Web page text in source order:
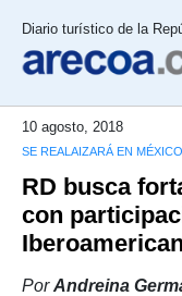
Diario turístico de la
10 agosto, 2018
SE REALAIZARÁ EN
RD busca
con
PorAndreina